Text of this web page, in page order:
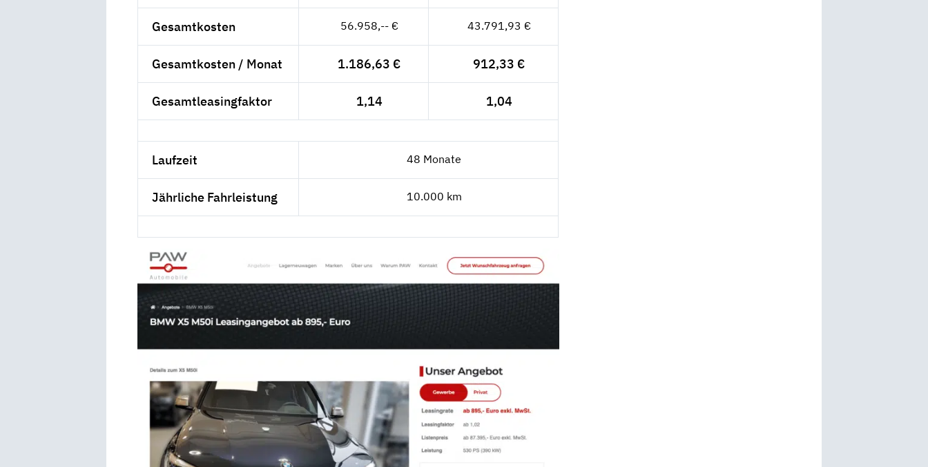
Gesamtkosten 56.958,-- € 43.791,93 €
Gesamtkosten / Monat 1.186,63 € 912,33 €
Gesamtleasingfaktor 1,14 1,04
Laufzeit 48 Monate
Jährliche Fahrleistung 10.000 km